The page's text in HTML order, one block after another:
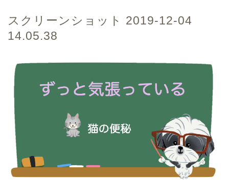
スクリーンショット 2019-12-04
14.05.38